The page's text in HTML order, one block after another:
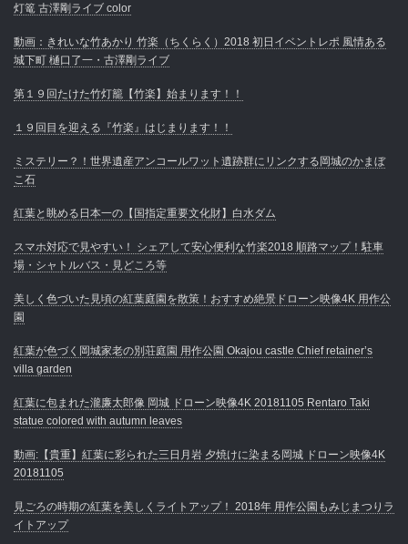
灯篭 古澤剛ライブ color
動画：きれいな竹あかり 竹楽（ちくらく）2018 初日イベントレポ 風情ある
城下町 樋口了一・古澤剛ライブ
第１９回たけた竹灯籠【竹楽】始まります！！
１９回目を迎える『竹楽』はじまります！！
ミステリー？！世界遺産アンコールワット遺跡群にリンクする岡城のかまぼ
こ石
紅葉と眺める日本一の【国指定重要文化財】白水ダム
スマホ対応で見やすい！ シェアして安心便利な竹楽2018 順路マップ！駐車
場・シャトルバス・見どころ等
美しく色づいた見頃の紅葉庭園を散策！おすすめ絶景ドローン映像4K 用作公
園
紅葉が色づく岡城家老の別荘庭園 用作公園 Okajou castle Chief retainer’s
villa garden
紅葉に包まれた瀧廉太郎像 岡城 ドローン映像4K 20181105 Rentaro Taki
statue colored with autumn leaves
動画:【貴重】紅葉に彩られた三日月岩 夕焼けに染まる岡城 ドローン映像4K
20181105
見ごろの時期の紅葉を美しくライトアップ！ 2018年 用作公園もみじまつりラ
イトアップ